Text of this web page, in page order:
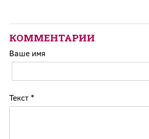
КОММЕНТАРИИ
Ваше имя
Текст *